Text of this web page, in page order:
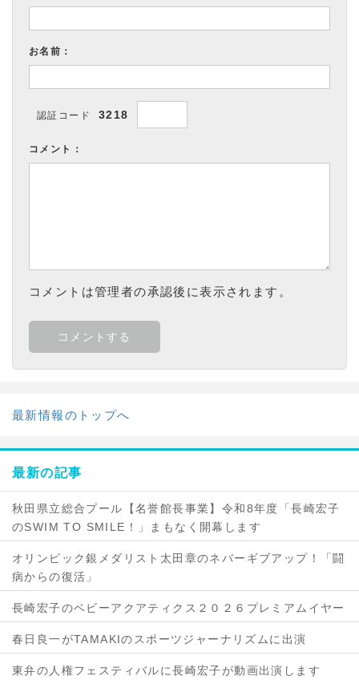
お名前：
認証コード 3218
コメント：
コメントは管理者の承認後に表示されます。
最新情報のトップへ
最新の記事
秋田県立総合プール【名誉館長事業】令和8年度「長崎宏子
のSWIM TO SMILE！」まもなく開幕します
オリンピック銀メダリスト太田章のネバーギブアップ！「闘
病からの復活」
長崎宏子のベビーアクアティクス２０２６プレミアムイヤー
春日良一がTAMAKIのスポーツジャーナリズムに出演
東弁の人権フェスティバルに長崎宏子が動画出演します